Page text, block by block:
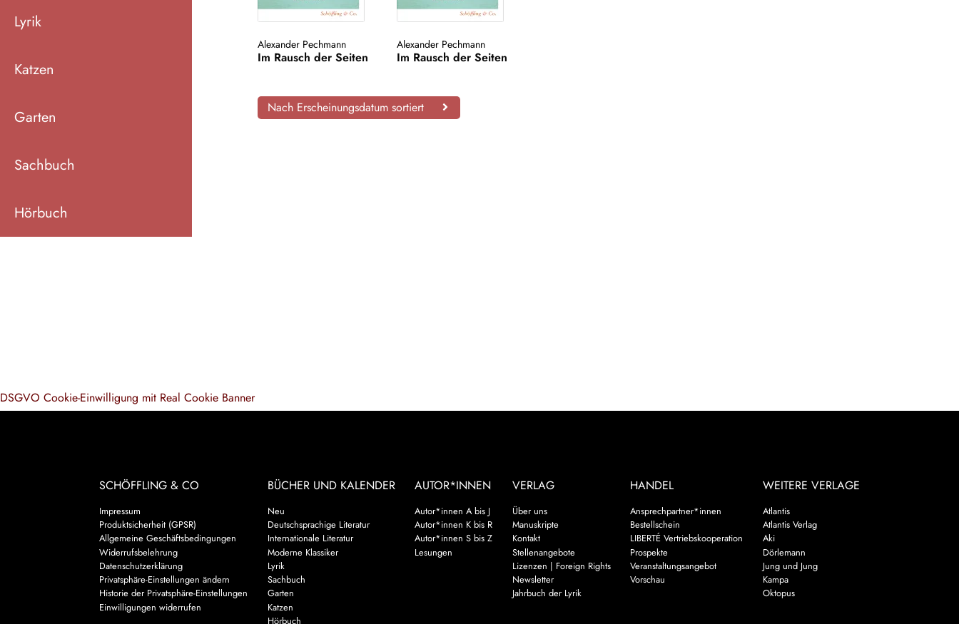
Lyrik
Katzen
Garten
Sachbuch
Hörbuch
Alexander Pechmann
Im Rausch der Seiten
Alexander Pechmann
Im Rausch der Seiten
Nach Erscheinungsdatum sortiert
SCHÖFFLING & CO
Impressum
Produktsicherheit (GPSR)
Allgemeine Geschäftsbedingungen
Widerrufsbelehrung
Datenschutzerklärung
Privatsphäre-Einstellungen ändern
Historie der Privatsphäre-Einstellungen
Einwilligungen widerrufen
BÜCHER UND KALENDER
Neu
Deutschsprachige Literatur
Internationale Literatur
Moderne Klassiker
Lyrik
Sachbuch
Garten
Katzen
Hörbuch
AUTOR*INNEN
Autor*innen A bis J
Autor*innen K bis R
Autor*innen S bis Z
Lesungen
VERLAG
Über uns
Manuskripte
Kontakt
Stellenangebote
Lizenzen | Foreign Rights
Newsletter
Jahrbuch der Lyrik
HANDEL
Ansprechpartner*innen
Bestellschein
LIBERTÉ Vertriebskooperation
Prospekte
Veranstaltungsangebot
Vorschau
WEITERE VERLAGE
Atlantis
Atlantis Verlag
Aki
Dörlemann
Jung und Jung
Kampa
Oktopus
DSGVO Cookie-Einwilligung mit Real Cookie Banner